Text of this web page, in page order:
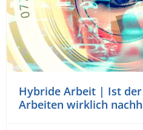
Hybride Arbeit | Ist
Arbeiten wirklich